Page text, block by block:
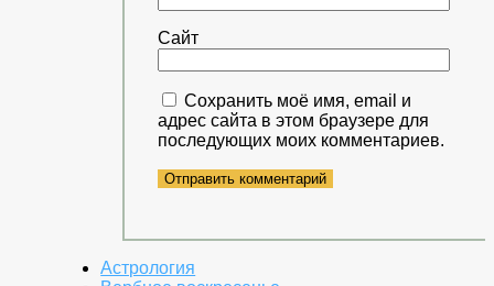
Сайт
Сохранить моё имя, email и
адрес сайта в этом браузере для
последующих моих комментариев.
Астрология